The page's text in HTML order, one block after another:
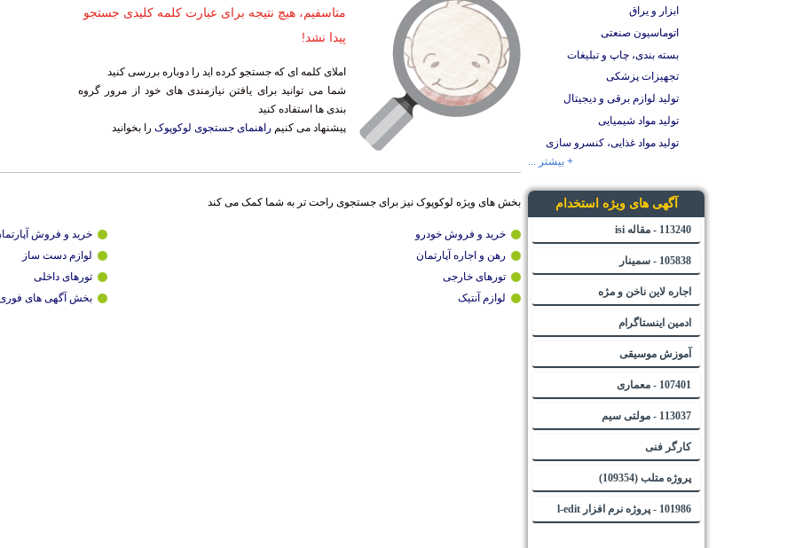
متاسفیم، هیچ نتیجه برای عبارت کلمه کلیدی جستجو
پیدا نشد!
املای کلمه ای که جستجو کرده اید را دوباره بررسی کنید
شما می توانید برای یافتن نیازمندی های خود از مرور گروه
بندی ها استفاده کنید
پیشنهاد می کنیم راهنمای جستجوی لوکوپوک را بخوانید
بخش های ویژه لوکوپوک نیز برای جستجوی راحت تر به شما کمک می کند
خرید و فروش خودرو
خرید و فروش
رهن و اجاره آپارتمان
لوازم دست ساز
تورهای خارجی
تورهای داخلی
لوازم آنتیک
بخش آگهی های
ابزار و یراق
اتوماسیون صنعتی
بسته بندی، چاپ و تبلیغات
تجهیزات پزشکی
تولید لوازم برقی و دیجیتال
تولید مواد شیمیایی
تولید مواد غذایی، کنسرو سازی
+ بیشتر ...
آگهی های ویژه استخدام
113240 - مقاله isi
105838 - سمینار
اجاره لاین ناخن و مژه
ادمین اینستاگرام
آموزش موسیقی
107401 - معماری
113037 - مولتی سیم
کارگر فنی
پروژه متلب (109354)
101986 - پروژه نرم افزار l-edit